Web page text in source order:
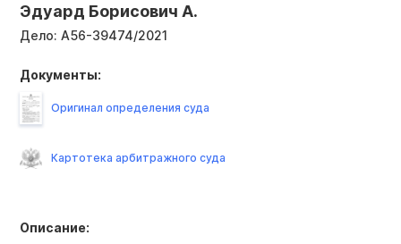
Эдуард Борисович А.
Дело: А56-39474/2021
Описание:
Документы:
Оригинал определения суда
Картотека арбитражного суда